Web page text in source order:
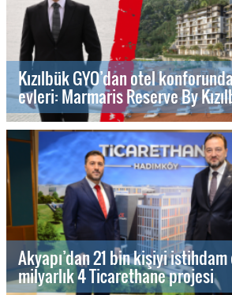
Kızılbük GYO’dan otel
evleri: Marmaris Reserve By
Akyapı’dan 21 bin kişiyi
milyarlık 4 Ticarethane projesi